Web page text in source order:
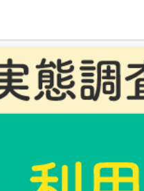
レポート」アップデート（３）(WEB)